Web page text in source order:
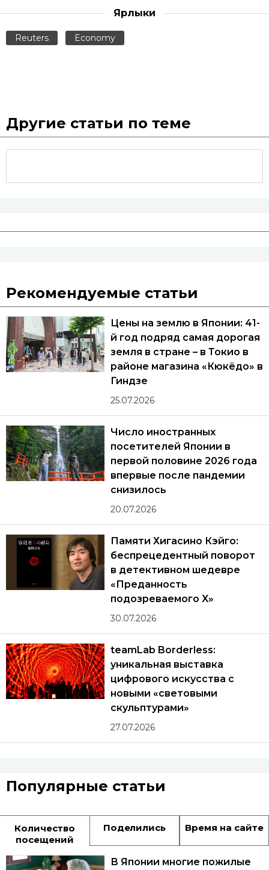
Ярлыки
Reuters Economy
Другие статьи по теме
Рекомендуемые статьи
Цены на землю в Японии: 41-
й год подряд самая дорогая
земля в стране – в Токио в
районе магазина «Кюкёдо» в
Гиндзе
25.07.2026
Число иностранных
посетителей Японии в
первой половине 2026 года
впервые после пандемии
снизилось
20.07.2026
Памяти Хигасино Кэйго:
беспрецедентный поворот
в детективном шедевре
«Преданность
подозреваемого X»
30.07.2026
teamLab Borderless:
уникальная выставка
цифрового искусства с
новыми «световыми
скульптурами»
27.07.2026
Популярные статьи
Количество
посещений
Поделились Время на сайте
В Японии многие пожилые